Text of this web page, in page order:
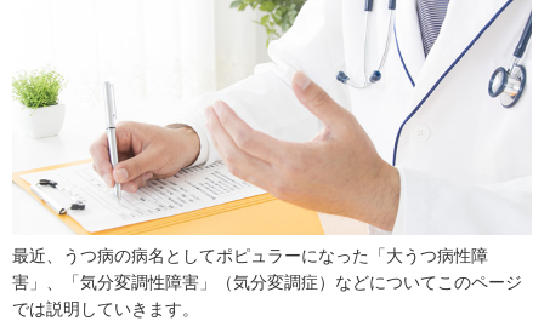
最近、うつ病の病名としてポピュラーになった「大うつ病性障
害」、「気分変調性障害」（気分変調症）などについてこのページ
では説明していきます。